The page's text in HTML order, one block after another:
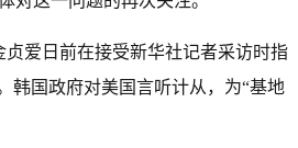
贞爱日前在接受新华社记者采访时指
韩国政府对美国言听计从，为“基地